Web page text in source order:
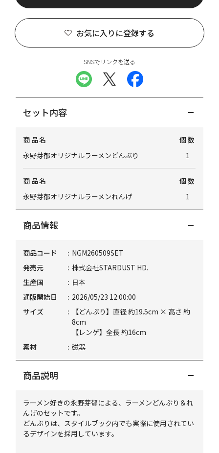
お気に入りに登録する
SNSでリンクを送る
セット内容
商品名
個数
永野芽郁オリジナルラーメンどんぶり
1
商品名
個数
永野芽郁オリジナルラーメンれんげ
1
商品情報
商品コード
NGM260509SET
発売元
株式会社STARDUST HD.
生産国
日本
通販開始日
2026/05/23 12:00:00
サイズ
【どんぶり】直径 約19.5cm × 高さ 約
8cm
【レンゲ】全長 約16cm
素材
磁器
商品説明
ラーメン好きの永野芽郁による、ラーメンどんぶり＆れ
んげのセットです。
どんぶりは、スタイルブック内でも実際に使用されてい
るデザインを採用しています。